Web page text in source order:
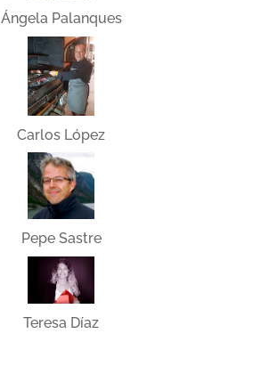
Ángela Palanques
Carlos López
Pepe Sastre
Teresa Díaz